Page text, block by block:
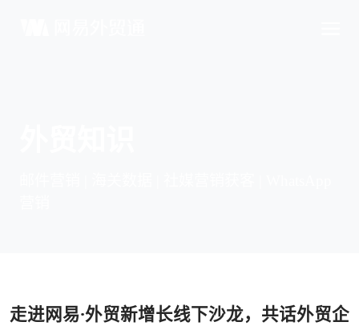
走进网易·外贸新增长线下沙龙，共话外贸企